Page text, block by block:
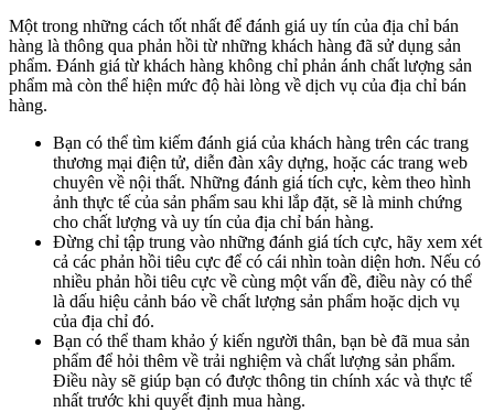
Một trong những cách tốt nhất để đánh giá uy tín của địa chỉ bán
hàng là thông qua phản hồi từ những khách hàng đã sử dụng sản
phẩm. Đánh giá từ khách hàng không chỉ phản ánh chất lượng sản
phẩm mà còn thể hiện mức độ hài lòng về dịch vụ của địa chỉ bán
hàng.
Bạn có thể tìm kiếm đánh giá của khách hàng trên các trang
thương mại điện tử, diễn đàn xây dựng, hoặc các trang web
chuyên về nội thất. Những đánh giá tích cực, kèm theo hình
ảnh thực tế của sản phẩm sau khi lắp đặt, sẽ là minh chứng
cho chất lượng và uy tín của địa chỉ bán hàng.
Đừng chỉ tập trung vào những đánh giá tích cực, hãy xem xét
cả các phản hồi tiêu cực để có cái nhìn toàn diện hơn. Nếu có
nhiều phản hồi tiêu cực về cùng một vấn đề, điều này có thể
là dấu hiệu cảnh báo về chất lượng sản phẩm hoặc dịch vụ
của địa chỉ đó.
Bạn có thể tham khảo ý kiến người thân, bạn bè đã mua sản
phẩm để hỏi thêm về trải nghiệm và chất lượng sản phẩm.
Điều này sẽ giúp bạn có được thông tin chính xác và thực tế
nhất trước khi quyết định mua hàng.